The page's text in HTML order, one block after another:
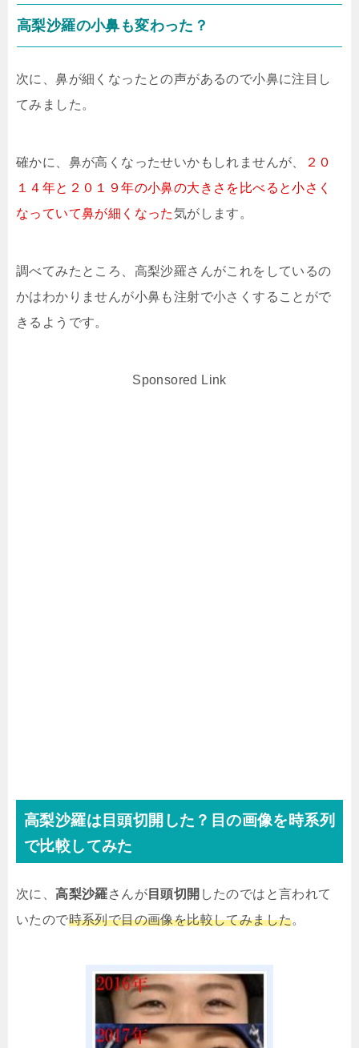
高梨沙羅の小鼻も変わった？
次に、鼻が細くなったとの声があるので小鼻に注目し
てみました。
確かに、鼻が高くなったせいかもしれませんが、
２０
１４年と２０１９年の小鼻の大きさを比べると小さく
なっていて鼻が細くなった気がします。
調べてみたところ、高梨沙羅さんがこれをしているの
かはわかりませんが小鼻も注射で小さくすることがで
きるようです。
Sponsored Link
高梨沙羅は目頭切開した？目の画像を時系列
で比較してみた
次に、高梨沙羅さんが 目頭切開 したのではと言われて
いたので時系列で目の画像を比較してみました。